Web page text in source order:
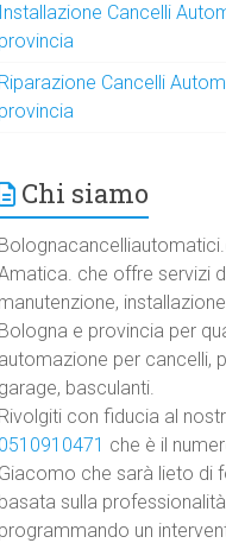
Installazione Cancelli
provincia
Riparazione Cancelli
provincia
Chi siamo
che offre servizi
manutenzione,
Bologna e provincia per
automazione per cancelli,
garage, basculanti.
Rivolgiti con fiducia al
0510910471 che è il
Giacomo che sarà lieto di
basata sulla
programmando un